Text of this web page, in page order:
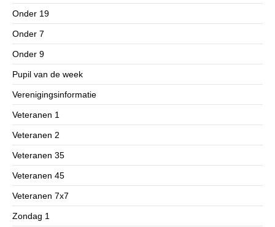
Onder 19
Onder 7
Onder 9
Pupil van de week
Verenigingsinformatie
Veteranen 1
Veteranen 2
Veteranen 35
Veteranen 45
Veteranen 7x7
Zondag 1